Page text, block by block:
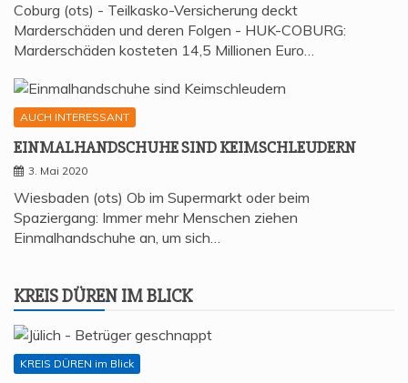
Coburg (ots) - Teilkasko-Versicherung deckt
Marderschäden und deren Folgen - HUK-COBURG:
Marderschäden kosteten 14,5 Millionen Euro…
AUCH INTERESSANT
EIN­MAL­HAND­SCHU­HE SIND KEIMSCHLEUDERN
3. Mai 2020
Wiesbaden (ots) Ob im Supermarkt oder beim
Spaziergang: Immer mehr Menschen ziehen
Einmalhandschuhe an, um sich…
KREIS DÜREN IM BLICK
KREIS DÜREN im Blick